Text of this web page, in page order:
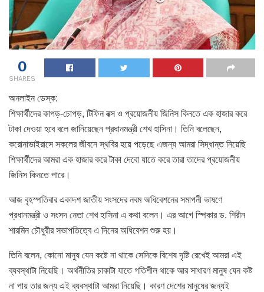
0
SHARES
অনলাইন ডেস্ক:
শিক্ষার্থীদের কাপড়-চোপড়, টিফিন বক্স ও প্রয়োজনীয় জিনিস কিনতে এক হাজার করে
টাকা দেওয়া হবে বলে জানিয়েছেন প্রধানমন্ত্রী শেখ হাসিনা। তিনি বলেছেন,
করোনাভাইরাসে সকলের জীবনে স্থবির হয়ে পড়েছে এজন্য আমরা সিদ্ধান্ত নিয়েছি
শিক্ষার্থীদের আমরা এক হাজার করে টাকা দেবো যাতে করে তারা তাদের প্রয়োজনীয়
জিনিস কিনতে পারে।
আজ বৃহস্পতিবার একাদশ জাতীয় সংসদের নবম অধিবেশনের সমাপনী ভাষণে
প্রধানমন্ত্রী ও সংসদ নেতা শেখ হাসিনা এ কথা বলেন। এর আগে স্পিকার ড. শিরীন
শারমিন চৌধুরীর সভাপতিত্বে এ দিনের অধিবেশন শুরু হয়।
তিনি বলেন, কোনো মানুষ যেন কষ্টে না থাকে সেদিকে বিশেষ দৃষ্টি রেখেই আমরা এই
ব্যবস্থাটা নিয়েছি। অর্থনীতির চাকাটা যাতে গতিশীল থাকে আর সাধারণ মানুষ যেন কষ্ট
না পায় তার জন্য এই ব্যবস্থাটা আমরা নিয়েছি। কারণ দেশের মানুষের জন্যই